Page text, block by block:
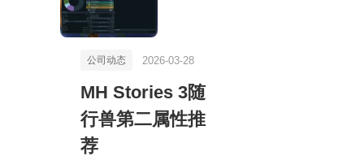
公司动态 2026-03-28
MH Stories 3随
行兽第二属性推
荐